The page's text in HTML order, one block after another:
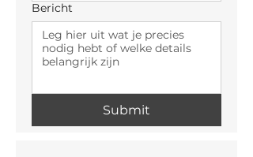
Bericht
Submit